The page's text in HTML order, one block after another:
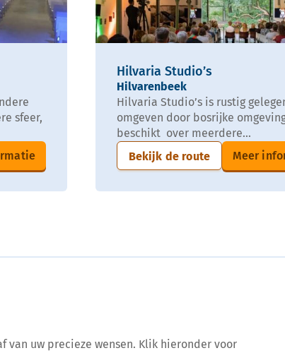
sfeer,
Hilvaria Studio’s
Hilvarenbeek
Hilvaria Studio’s is rustig
omgeven door bosrijke
beschikt over meerdere...
Bekijk de route
Meer
van uw precieze wensen. Klik hieronder voor